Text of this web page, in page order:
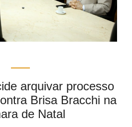
arquivar processo
Brisa Bracchi na
de Natal